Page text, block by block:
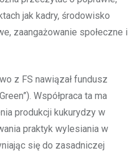
jak kadry, środowisko
zaangażowanie społeczne i
z FS nawiązał fundusz
Współpraca ta ma
produkcji kukurydzy w
praktyk wylesiania w
się do zasadniczej